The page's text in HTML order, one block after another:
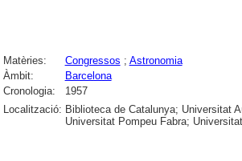
Matèries: Congressos ; Astronomia
Àmbit:
Barcelona
Cronologia:
1957
Localització: Biblioteca de Catalunya; Universitat
Universitat Pompeu Fabra;